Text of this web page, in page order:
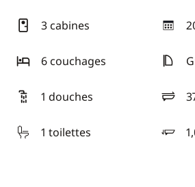
3 cabines
année
6 couchages
1 douches
1 toilettes
tirant